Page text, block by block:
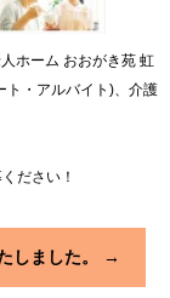
ホーム おおがき苑 虹
ト・アルバイト)、介護
ださい！
しました。 →